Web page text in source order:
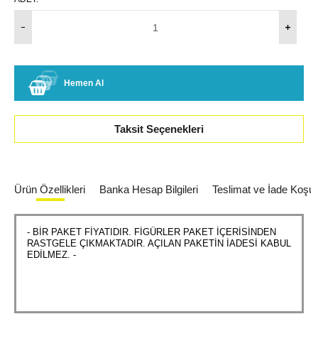
Hemen Al
Taksit Seçenekleri
Ürün Özellikleri Banka Hesap Bilgileri Teslimat ve İade
- BİR PAKET FİYATIDIR. FİGÜRLER PAKET İÇERİSİNDEN
RASTGELE ÇIKMAKTADIR. AÇILAN PAKETİN İADESİ KABUL
EDİLMEZ. -